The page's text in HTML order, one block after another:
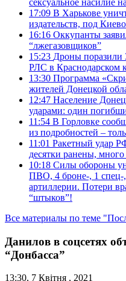
17:09 В Харькове
издательств, под
16:16 Оккупанты
“лжегазовщиков”
15:23 Дроны поразили
РЛС в Краснодарском
13:30 Программа
жителей Донецкой
12:47 Население
ударами: один
11:54 В Горловке
из подробностей –
11:01 Ракетный удар
десятки ранены,
10:18 Силы обороны
ПВО, 4 броне-, 1 спец-,
артиллерии. Потери
“штыков”!
Все материалы по теме
Данилов в соцсетях
“Донбасса”
13:30, 7 Квітня , 2021